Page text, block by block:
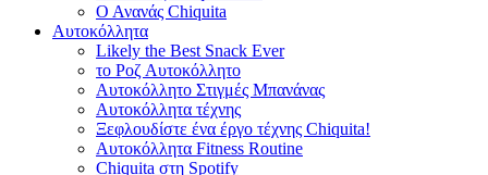
Ο Ανανάς Chiquita
Αυτοκόλλητα
Likely the Best Snack Ever
το Ροζ Αυτοκόλλητο
Αυτοκόλλητο Στιγμές Μπανάνας
Αυτοκόλλητα τέχνης
Ξεφλουδίστε ένα έργο τέχνης Chiquita!
Αυτοκόλλητα Fitness Routine
Chiquita στη Spotify